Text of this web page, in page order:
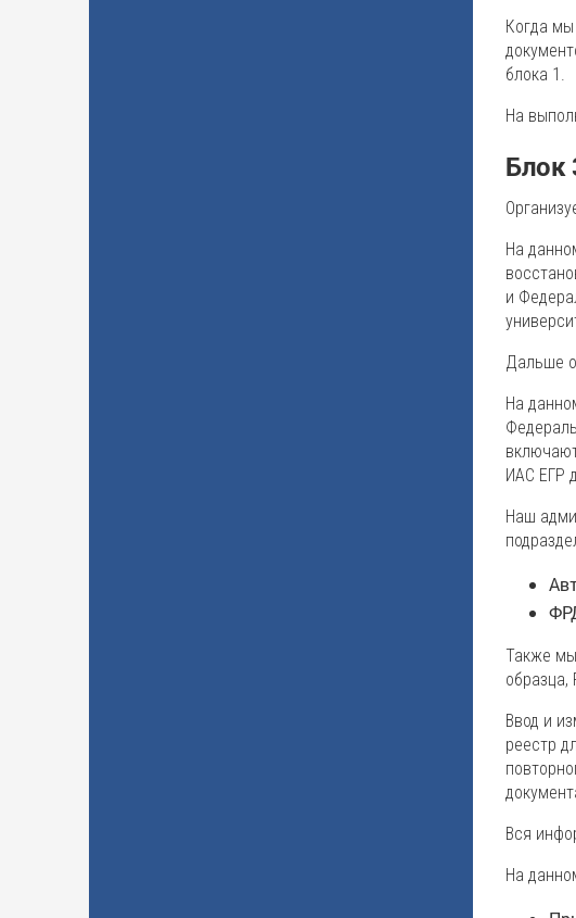
Когда
блока 1.
На
Блок
На
и
Дальше
На
ИАС ЕГР
Наш
Также мы
Ввод и
реестр
Вся
На